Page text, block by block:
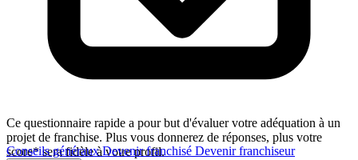
Conseils générauxDevenir franchisé Devenir franchiseur
Ce questionnaire rapide a pour but d'évaluer votre adéquation à un
projet de franchise. Plus vous donnerez de réponses, plus votre
score* sera fidèle à votre profil.